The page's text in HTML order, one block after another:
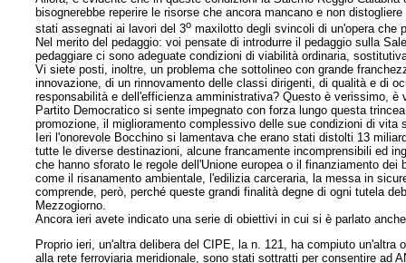
bisognerebbe reperire le risorse che ancora mancano e non
stati assegnati ai lavori del 3o maxilotto degli svincoli di un'opera che
Nel merito del pedaggio: voi pensate di introdurre il pedaggio sulla
pedaggiare ci sono adeguate condizioni di viabilità ordinaria,
Vi siete posti, inoltre, un problema che sottolineo con grande
innovazione, di un rinnovamento delle classi dirigenti, di qualità e di
responsabilità e dell'efficienza amministrativa? Questo è verissimo,
Partito Democratico si sente impegnato con forza lungo questa
promozione, il miglioramento complessivo delle sue condizioni di
Ieri l'onorevole Bocchino si lamentava che erano stati distolti 13
tutte le diverse destinazioni, alcune francamente incomprensibili ed
che hanno sforato le regole dell'Unione europea o il finanziamento
come il risanamento ambientale, l'edilizia carceraria, la messa in
comprende, però, perché queste grandi finalità degne di ogni tutela
Mezzogiorno.
Ancora ieri avete indicato una serie di obiettivi in cui si è parlato
Proprio ieri, un'altra delibera del CIPE, la n. 121, ha compiuto
alla rete ferroviaria meridionale, sono stati sottratti per consentire ad